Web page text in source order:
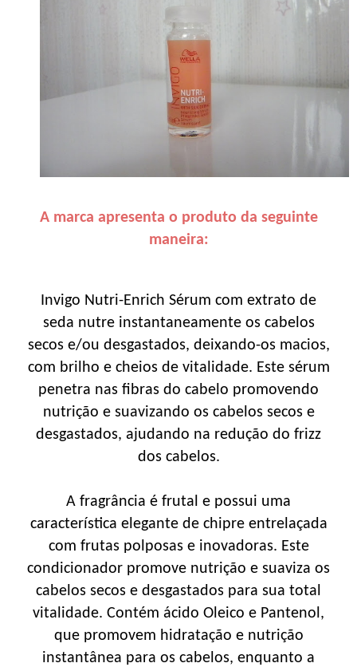
A marca apresenta o produto da seguinte
maneira:
Invigo Nutri-Enrich Sérum com extrato de
seda nutre instantaneamente os cabelos
secos e/ou desgastados, deixando-os macios,
com brilho e cheios de vitalidade. Este sérum
penetra nas fibras do cabelo promovendo
nutrição e suavizando os cabelos secos e
desgastados, ajudando na redução do frizz
dos cabelos.
A fragrância é frutal e possui uma
característica elegante de chipre entrelaçada
com frutas polposas e inovadoras. Este
condicionador promove nutrição e suaviza os
cabelos secos e desgastados para sua total
vitalidade. Contém ácido Oleico e Pantenol,
que promovem hidratação e nutrição
instantânea para os cabelos, enquanto a